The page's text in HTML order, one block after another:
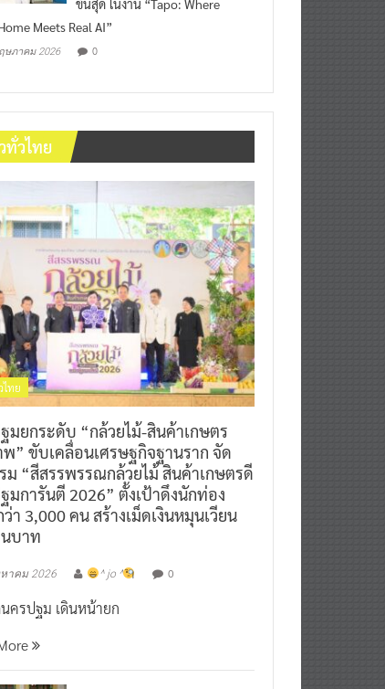
ขั้นสุด ในงาน “Tapo: Where
Meets Real AI”
ษภาคม 2026 0
ทั่วไทย
ไทย
มยกระดับ “กล้วยไม้-สินค้าเกษตร
” ขับเคลื่อนเศรษฐกิจฐานราก จัด
ม “สีสรรพรรณกล้วยไม้ สินค้าเกษตรดี
มการันตี 2026” ตั้งเป้าดึงนักท่อง
ว่า 3,000 คน สร้างเม็ดเงินหมุนเวียน
บาท
หาคม 2026 ^ jo ^ 0
ครปฐม เดินหน้ายก